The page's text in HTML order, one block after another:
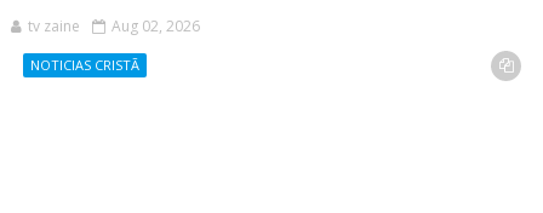
tv zaine Aug 02, 2026
NOTICIAS CRISTÃ